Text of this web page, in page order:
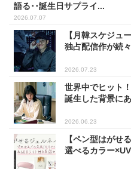
語る･･誕生日サプライ...
2026.07.07
【月韓スケジュ
独占配信作が続
2026.07.23
世界中でヒット
誕生した背景に
2026.06.23
【ペン型はがせ
選べるカラー